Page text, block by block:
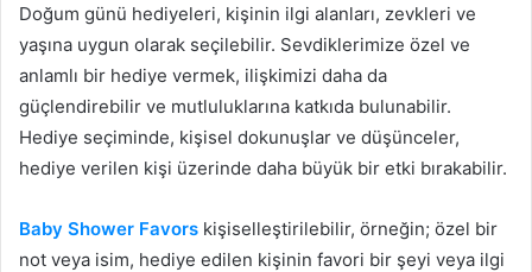
Doğum günü hediyeleri, kişinin ilgi alanları, zevkleri ve
yaşına uygun olarak seçilebilir. Sevdiklerimize özel ve
anlamlı bir hediye vermek, ilişkimizi daha da
güçlendirebilir ve mutluluklarına katkıda bulunabilir.
Hediye seçiminde, kişisel dokunuşlar ve düşünceler,
hediye verilen kişi üzerinde daha büyük bir etki bırakabilir.
Baby Shower Favors kişiselleştirilebilir, örneğin; özel bir
not veya isim, hediye edilen kişinin favori bir şeyi veya ilgi